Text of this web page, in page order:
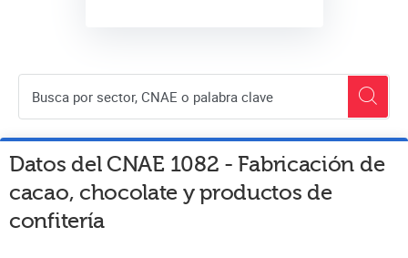
Datos del CNAE 1082 - Fabricación de
cacao, chocolate y productos de
confitería